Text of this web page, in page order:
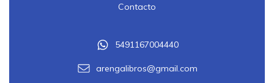
Contacto
5491167004440
arengalibros@gmail.com